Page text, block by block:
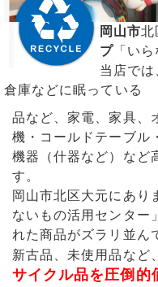
岡山市北
プ 「い
当店では
倉庫などに眠っている
品など、家電、家具、
機・コールドテーブル
機器（什器など）など
す。
岡山市北区大元にあり
ないもの活用センター
れた商品がズラリ並ん
新古品、未使用品など
サイクル品を圧倒的